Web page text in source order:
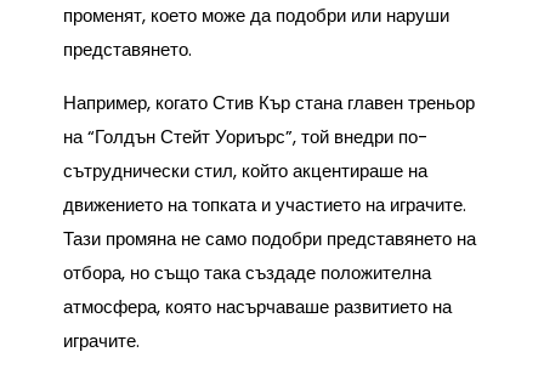
променят, което може да подобри или наруши
представянето.
Например, когато Стив Кър стана главен треньор
на “Голдън Стейт Уориърс”, той внедри по-
сътруднически стил, който акцентираше на
движението на топката и участието на играчите.
Тази промяна не само подобри представянето на
отбора, но също така създаде положителна
атмосфера, която насърчаваше развитието на
играчите.